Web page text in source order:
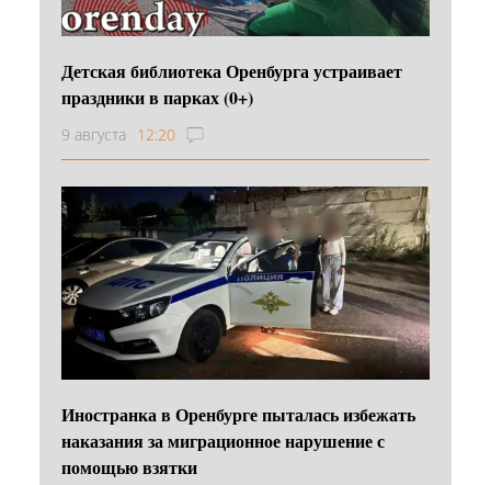
Детская библиотека Оренбурга устраивает
праздники в парках (0+)
9 августа 12:20
Иностранка в Оренбурге пыталась избежать
наказания за миграционное нарушение с
помощью взятки